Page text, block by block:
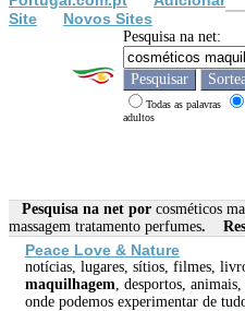
Site
Novos Sites
Pesquisa na net:
Todas as palavras
adultos
Pesquisa na net por cosméticos
massagem tratamento perfumes.
Peace Love & Nature
notícias, lugares, sítios, filmes,
maquilhagem , desportos,
onde podemos experimentar de